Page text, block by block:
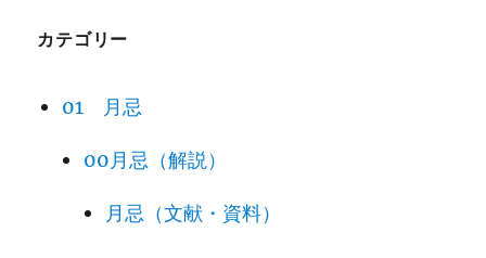
カテゴリー
01 月忌
00月忌（解説）
月忌（文献・資料）